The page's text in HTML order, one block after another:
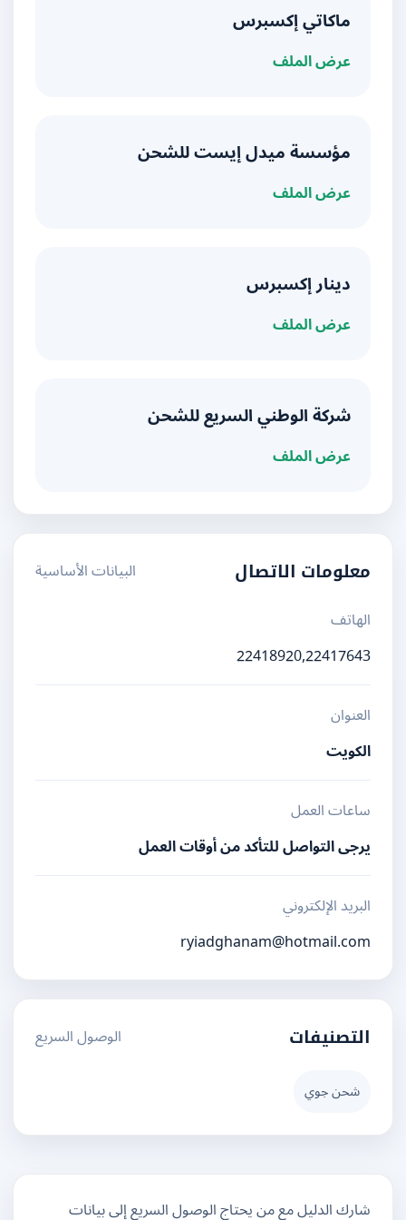
ماكاتي إكسبرس
عرض الملف
مؤسسة ميدل إيست للشحن
عرض الملف
دينار إكسبرس
عرض الملف
شركة الوطني السريع للشحن
عرض الملف
معلومات الاتصال
البيانات الأساسية
الهاتف
22418920,22417643
العنوان
الكويت
ساعات العمل
يرجى التواصل للتأكد من أوقات العمل
البريد الإلكتروني
ryiadghanam@hotmail.com
التصنيفات الوصول السريع
شحن جوي
شارك الدليل مع من يحتاج الوصول السريع إلى بيانات